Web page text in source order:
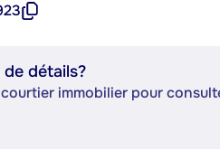
détails?
immobilier pour